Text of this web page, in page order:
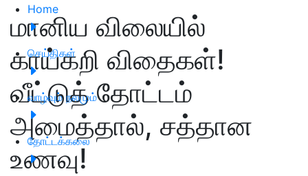
Home
செய்திகள்
வாழ்வும் நலமும்
தோட்டக்கலை
மானிய விலையில்
காய்கறி விதைகள்!
வீட்டுத் தோட்டம்
அமைத்தால், சத்தான
உணவு!